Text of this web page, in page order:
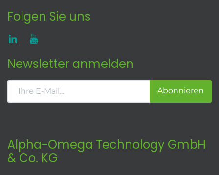
Folgen Sie uns
Newsletter anmelden
Abonnieren
Alpha-Omega Technology GmbH
& Co. KG